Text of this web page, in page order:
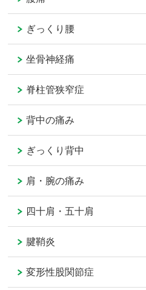
ぎっくり腰
坐骨神経痛
脊柱管狭窄症
背中の痛み
ぎっくり背中
肩・腕の痛み
四十肩・五十肩
腱鞘炎
変形性股関節症